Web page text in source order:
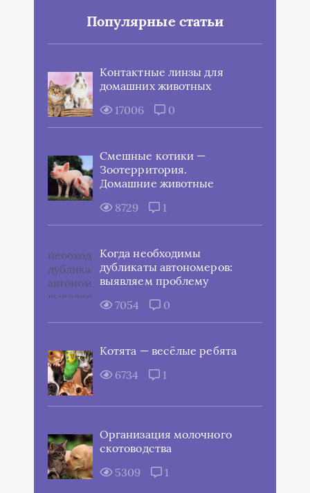
Популярные статьи
Контактные линзы для
домашних животных
17006
0
Смешные котики —
Зоотерритория.
Домашние животные
8729
1
Когда необходимы
дубликаты автономеров:
выявляем проблему
7054
0
Котята — весёлые ребята
6734
1
Организация молочного
скотоводства
5309
1